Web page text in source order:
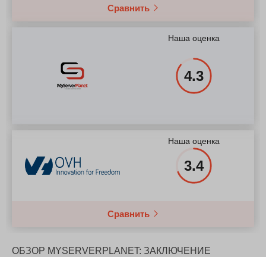
Сравнить
Наша оценка
4.3
Наша оценка
3.4
Сравнить
ОБЗОР MYSERVERPLANET: ЗАКЛЮЧЕНИЕ